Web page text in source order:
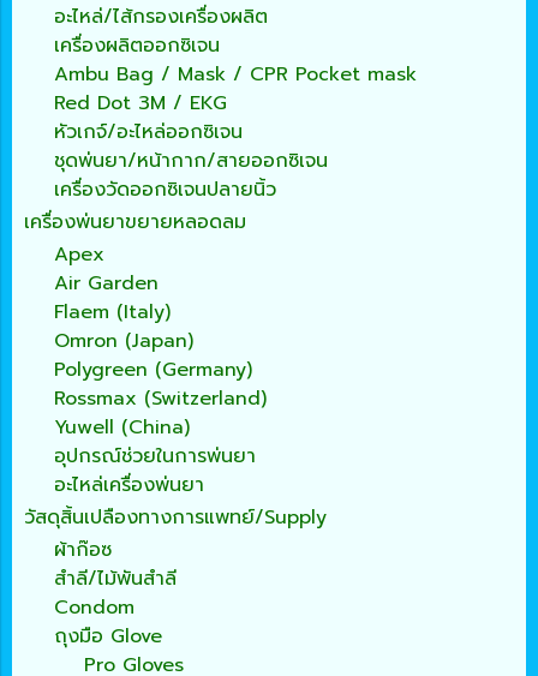
อะไหล่/ไส้กรองเครื่องผลิต
เครื่องผลิตออกซิเจน
Ambu Bag / Mask / CPR Pocket mask
Red Dot 3M / EKG
หัวเกจ์/อะไหล่ออกซิเจน
ชุดพ่นยา/หน้ากาก/สายออกซิเจน
เครื่องวัดออกซิเจนปลายนิ้ว
เครื่องพ่นยาขยายหลอดลม
Apex
Air Garden
Flaem (Italy)
Omron (Japan)
Polygreen (Germany)
Rossmax (Switzerland)
Yuwell (China)
อุปกรณ์ช่วยในการพ่นยา
อะไหล่เครื่องพ่นยา
วัสดุสิ้นเปลืองทางการแพทย์/Supply
ผ้าก๊อซ
สำลี/ไม้พันสำลี
Condom
ถุงมือ Glove
Pro Gloves